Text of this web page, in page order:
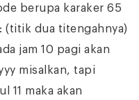
berupa karaker 65
(titik dua titengahnya)
jam 10 pagi akan
misalkan, tapi
11 maka akan